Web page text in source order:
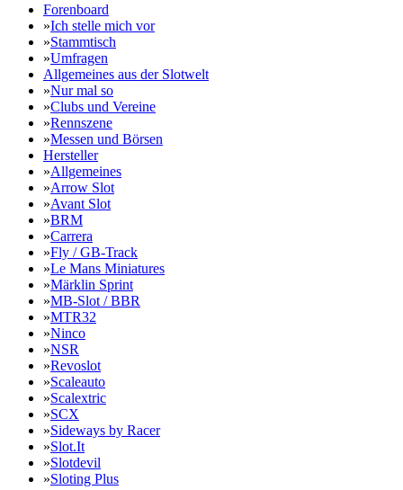
Forenboard
»Ich stelle mich vor
»Stammtisch
»Umfragen
Allgemeines aus der Slotwelt
»Nur mal so
»Clubs und Vereine
»Rennszene
»Messen und Börsen
Hersteller
»Allgemeines
»Arrow Slot
»Avant Slot
»BRM
»Carrera
»Fly / GB-Track
»Le Mans Miniatures
»Märklin Sprint
»MB-Slot / BBR
»MTR32
»Ninco
»NSR
»Revoslot
»Scaleauto
»Scalextric
»SCX
»Sideways by Racer
»Slot.It
»Slotdevil
»Sloting Plus